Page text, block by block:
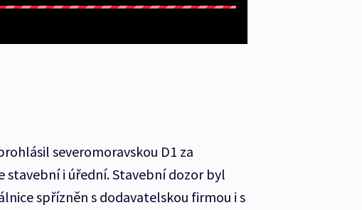
severomoravskou D1 za
i úřední. Stavební dozor byl
spřízněn s dodavatelskou firmou i s